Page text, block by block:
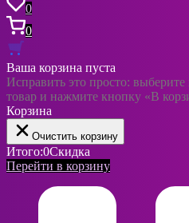
0
0
Ваша корзина пуста
Исправить это просто:
товар и нажмите кнопку «В
Корзина
Очистить корзину
Итого:0Скидка
Перейти в корзину